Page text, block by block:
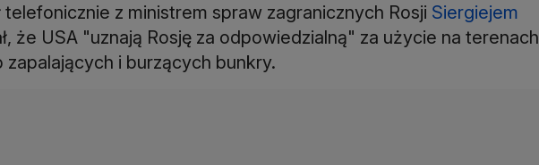
telefonicznie z ministrem spraw zagranicznych Rosji Siergiejem
że USA "uznają Rosję za odpowiedzialną" za użycie na terenach
i burzących bunkry.